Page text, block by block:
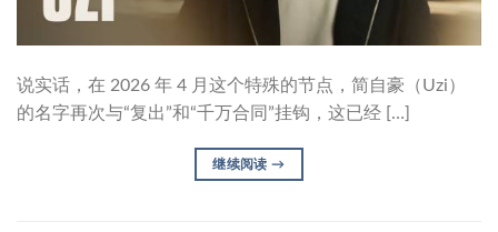
说实话，在 2026 年 4 月这个特殊的节点，简自豪（Uzi）
的名字再次与“复出”和“千万合同”挂钩，这已经 […]
继续阅读→